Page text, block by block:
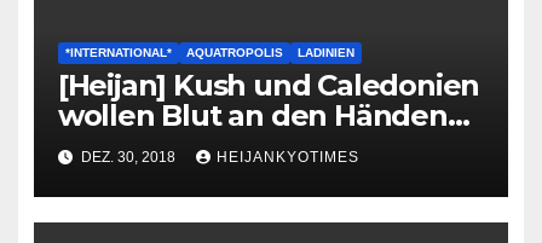
*INTERNATIONAL* AQUATROPOLIS LADINIEN
[Heijan] Kush und Caledonien
wollen Blut an den Händen
haben – ein Kommentar
DEZ. 30, 2018 HEIJANKYOTIMES